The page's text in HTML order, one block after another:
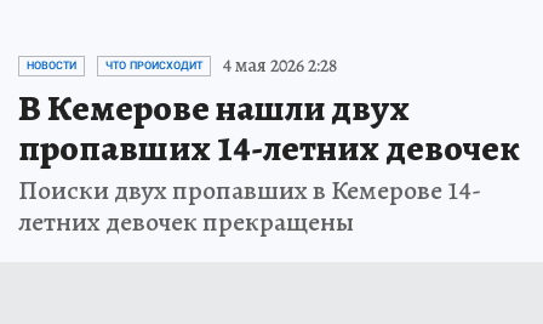
НОВОСТИ ЧТО ПРОИСХОДИТ 4 мая 2026 2:28
В Кемерове нашли двух
пропавших 14-летних девочек
Поиски двух пропавших в Кемерове 14-
летних девочек прекращены